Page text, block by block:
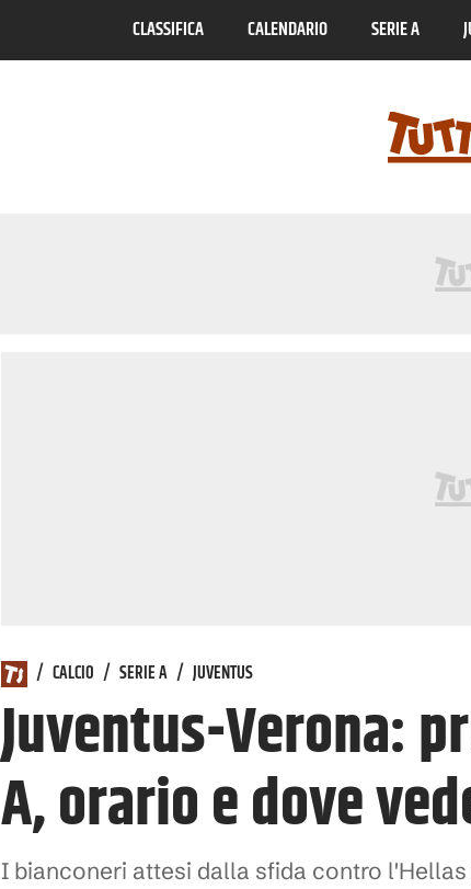
CLASSIFICA CALENDARIO SERIE A
/ CALCIO / SERIE A / JUVENTUS
Juventus-Verona:
A, orario e dove
I bianconeri attesi dalla sfida contro